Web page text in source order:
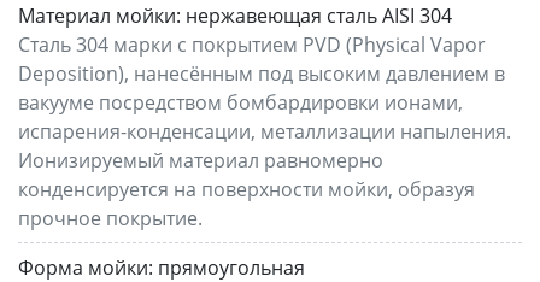
Материал мойки: нержавеющая сталь AISI 304
Сталь 304 марки с покрытием PVD (Physical Vapor
Deposition), нанесённым под высоким давлением в
вакууме посредством бомбардировки ионами,
испарения-конденсации, металлизации напыления.
Ионизируемый материал равномерно
конденсируется на поверхности мойки, образуя
прочное покрытие.
Форма мойки: прямоугольная